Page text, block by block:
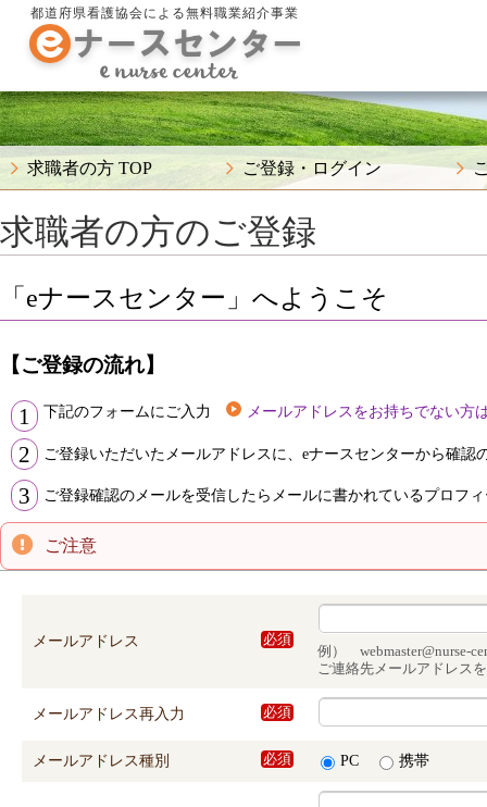
都道府県看護協会による無料職業紹介事業
求職者の方 TOP ご登録・ログイン
求職者の方のご登録
「eナースセンター」へようこそ
【ご登録の流れ】
1 下記のフォームにご入力 メールアドレスをお持ちでない方
2 ご登録いただいたメールアドレスに、eナースセンターから確認
3 ご登録確認のメールを受信したらメールに書かれているプロフ
ご注意
メールアドレス 必須
例） webmaster@nurse-
ご連絡先メールアドレス
メールアドレス再入力 必須
メールアドレス種別 必須 PC 携帯